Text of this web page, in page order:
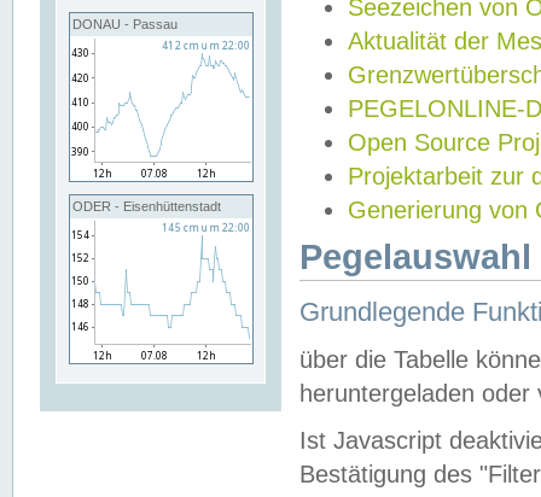
DONAU - Passau
ODER - Eisenhüttenstadt
Seezeichen von
Aktualität der
PEGELONLINE-
Open Source
Projektarbeit zur
Generierung von
Grundlegende
über die Tabelle
heruntergeladen oder
Ist Javascript
Bestätigung des